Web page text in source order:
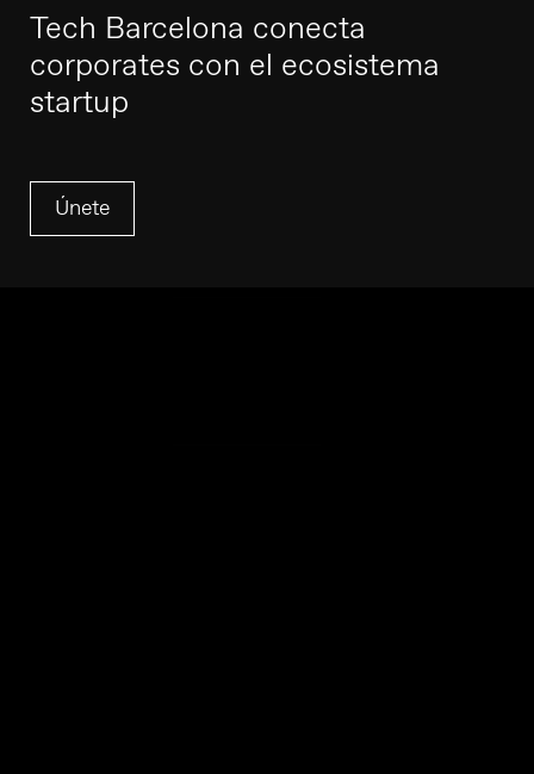
Tech Barcelona conecta
corporates con el ecosistema
startup
Únete